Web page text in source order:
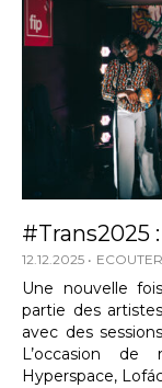
#Trans2025
12.12.2025 ECOUTER
Une nouvelle
partie des
avec des
L’occasion
Hyperspace,